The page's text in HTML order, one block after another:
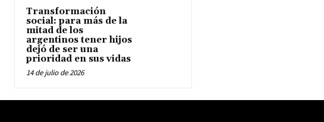
Transformación
social: para más de la
mitad de los
argentinos tener hijos
dejó de ser una
prioridad en sus vidas
14 de julio de 2026